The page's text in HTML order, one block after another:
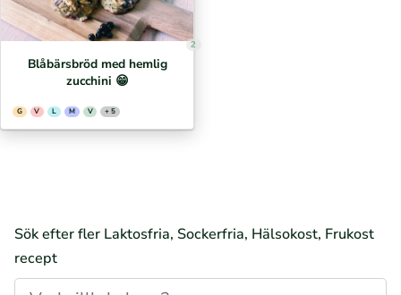
2
Blåbärsbröd med hemlig
zucchini 😁
G V L M V + 5
Sök efter fler Laktosfria, Sockerfria, Hälsokost, Frukost
recept